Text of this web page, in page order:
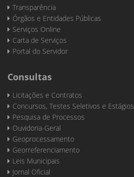
Transparência
Órgãos e Entidades Públicas
Serviços Online
Carta de Serviços
Portal do Servidor
Consultas
Licitações e Contratos
Concursos, Testes Seletivos e Estágios
Pesquisa de Processos
Ouvidoria-Geral
Geoprocessamento
Georreferenciamento
Leis Municipais
Jornal Oficial